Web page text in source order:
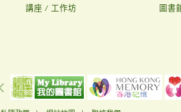
講座 / 工作坊
圖書